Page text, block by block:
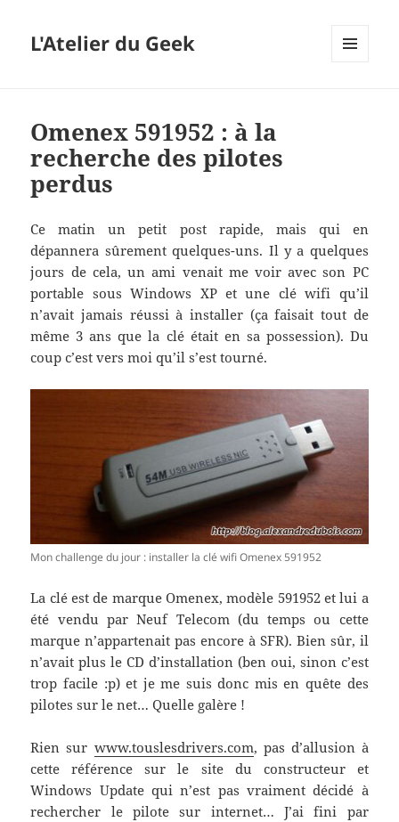
L'Atelier du Geek
Omenex 591952 : à la
recherche des pilotes
perdus
Ce matin un petit post rapide, mais qui en
dépannera sûrement quelques-uns. Il y a quelques
jours de cela, un ami venait me voir avec son PC
portable sous Windows XP et une clé wifi qu’il
n’avait jamais réussi à installer (ça faisait tout de
même 3 ans que la clé était en sa possession). Du
coup c’est vers moi qu’il s’est tourné.
Mon challenge du jour : installer la clé wifi Omenex 591952
La clé est de marque Omenex, modèle 591952 et lui a
été vendu par Neuf Telecom (du temps ou cette
marque n’appartenait pas encore à SFR). Bien sûr, il
n’avait plus le CD d’installation (ben oui, sinon c’est
trop facile :p) et je me suis donc mis en quête des
pilotes sur le net… Quelle galère !
Rien sur www.touslesdrivers.com, pas d’allusion à
cette référence sur le site du constructeur et
Windows Update qui n’est pas vraiment décidé à
rechercher le pilote sur internet… J’ai fini par